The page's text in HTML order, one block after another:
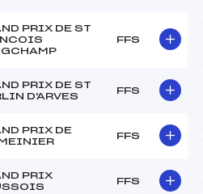
PRIX DE ST
FFS
PRIX DE ST
D'ARVES
FFS
PRIX DE
FFS
PRIX
FFS